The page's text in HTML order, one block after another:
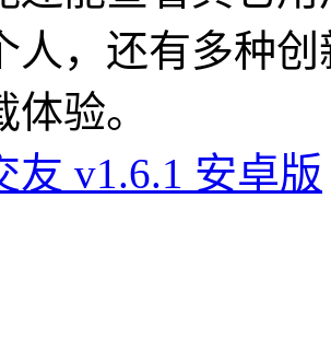
人，还有多种
验。
友 v1.6.1 安卓版